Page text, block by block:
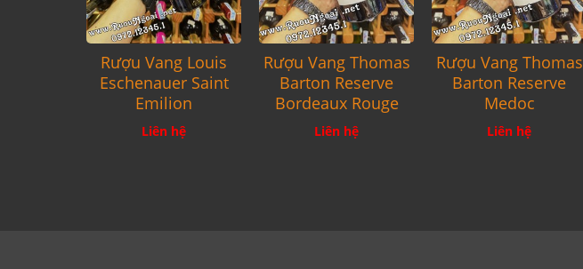
Rượu Vang Louis
Eschenauer Saint
Emilion
Liên hệ
Rượu Vang Thomas
Barton Reserve
Bordeaux Rouge
Liên hệ
Rượu Vang Thomas
Barton Reserve
Medoc
Liên hệ